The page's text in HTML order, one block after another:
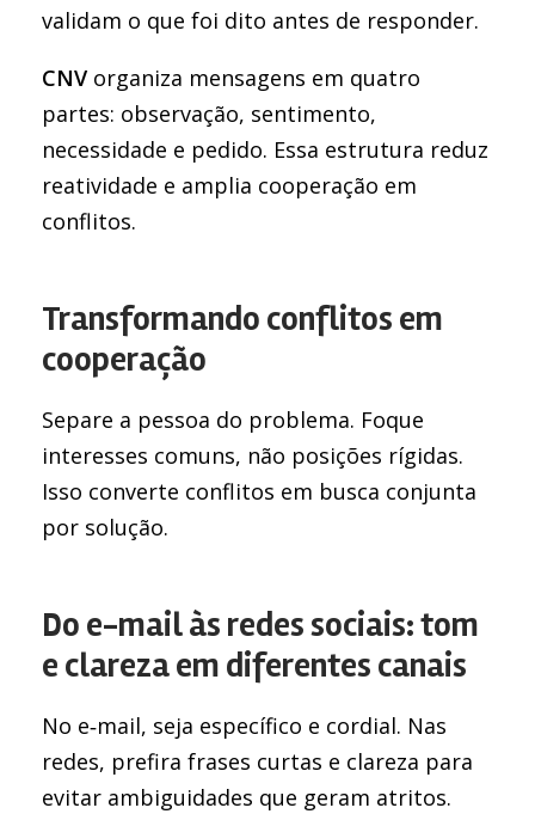
validam o que foi dito antes de responder.
CNV organiza mensagens em quatro
partes: observação, sentimento,
necessidade e pedido. Essa estrutura reduz
reatividade e amplia cooperação em
conflitos.
Transformando conflitos em
cooperação
Separe a pessoa do problema. Foque
interesses comuns, não posições rígidas.
Isso converte conflitos em busca conjunta
por solução.
Do e-mail às redes sociais: tom
e clareza em diferentes canais
No e‑mail, seja específico e cordial. Nas
redes, prefira frases curtas e clareza para
evitar ambiguidades que geram atritos.